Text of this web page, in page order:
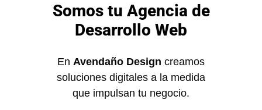
Somos tu Agencia de
Desarrollo Web
En Avendaño Design creamos
soluciones digitales a la medida
que impulsan tu negocio.